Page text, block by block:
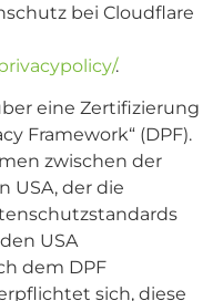
bei Cloudflare
.
eine Zertifizierung
Framework“ (DPF).
zwischen der
USA, der die
USA
dem DPF
sich, diese